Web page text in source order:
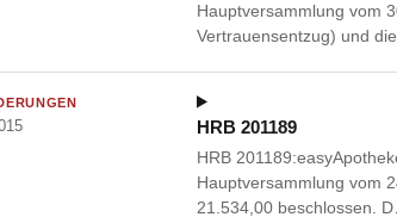
Hauptversammlung vom
Vertrauensentzug) und
HRB 201189
HRB
Hauptversammlung vom
21.534,00 beschlossen.